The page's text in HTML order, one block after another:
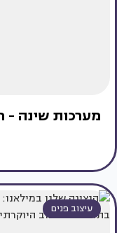
מערכות שינה -
עיצוב פנים